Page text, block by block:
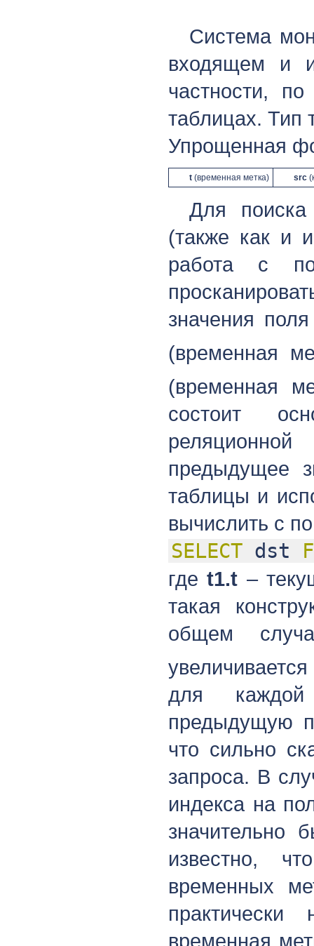
Система
входящем и
частности,
таблицах. Тип
Упрощенная
t (временная метка) src
Для поиска
(также как и
работа с
значения
(временная
(временная
состоит
предыдущее
таблицы и
вычислить с
SELECT dst
гдеt1.t –
такая
общем
для каждой
предыдущую
что сильно
запроса. В
индекса на
значительно
известно,
временных
временная